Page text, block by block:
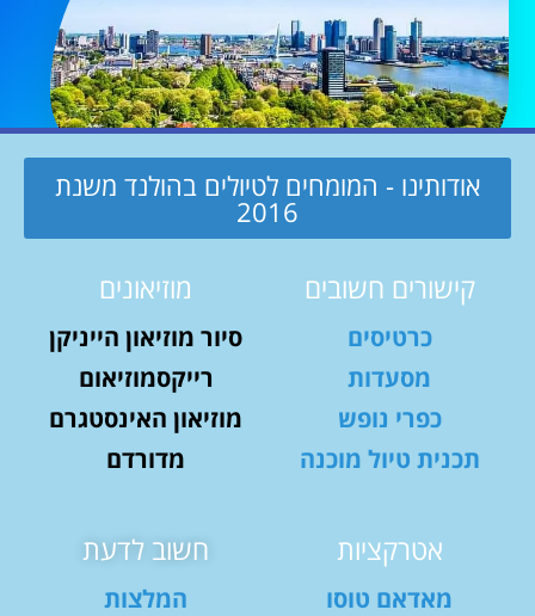
אודותינו - המומחים לטיולים בהולנד משנת
2016
קישורים חשובים
כרטיסים
מסעדות
כפרי נופש
תכנית טיול מוכנה
מוזיאונים
סיור מוזיאון הייניקן
רייקסמוזיאום
מוזיאון האינסטגרם
מדורדם
אטרקציות
מאדאם טוסו
חשוב לדעת
המלצות